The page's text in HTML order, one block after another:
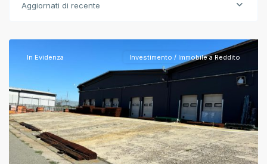
Aggiornati di recente
In Evidenza Investimento / Immobile a Reddito